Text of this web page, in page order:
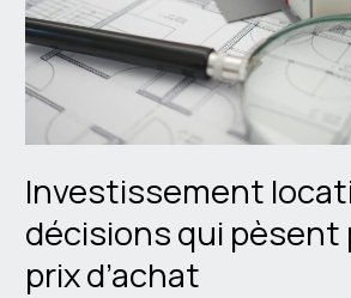
Investissement
décisions qui pèsent
prix d’achat
que
le
prix
d’achat